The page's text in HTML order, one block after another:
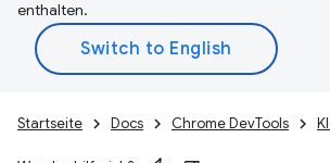
enthalten.
Startseite Docs Chrome DevTools